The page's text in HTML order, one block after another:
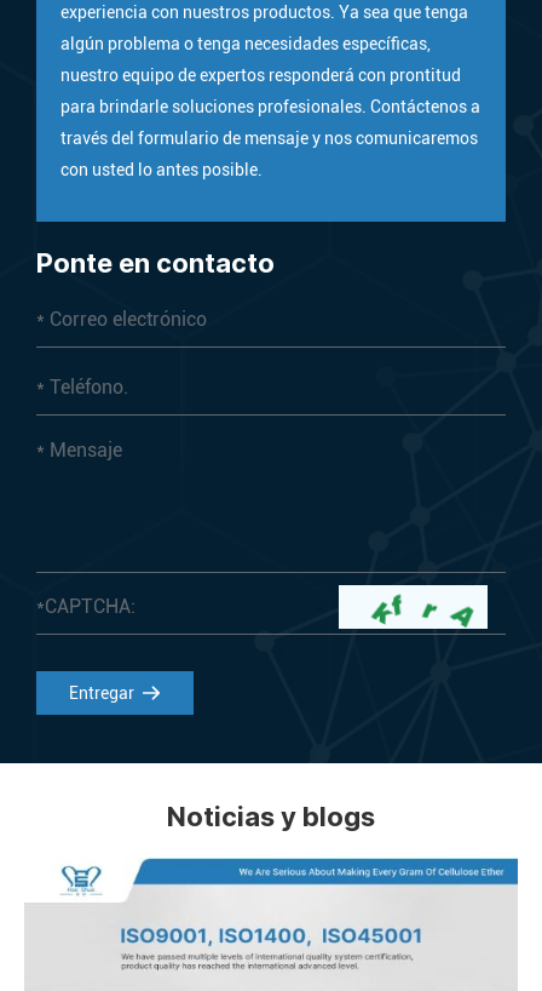
Ponte en contacto
Entregar
experiencia con nuestros productos. Ya sea que tenga
algún problema o tenga necesidades específicas,
nuestro equipo de expertos responderá con prontitud
para brindarle soluciones profesionales. Contáctenos a
través del formulario de mensaje y nos comunicaremos
con usted lo antes posible.
Noticias y blogs